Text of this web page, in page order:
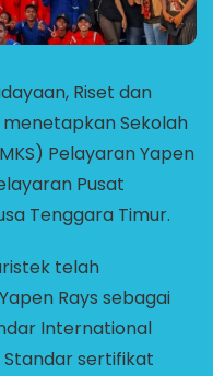
Riset dan
Sekolah
Pelayaran Yapen
Pusat
Tenggara Timur.
telah
Rays sebagai
International
Standar sertifikat